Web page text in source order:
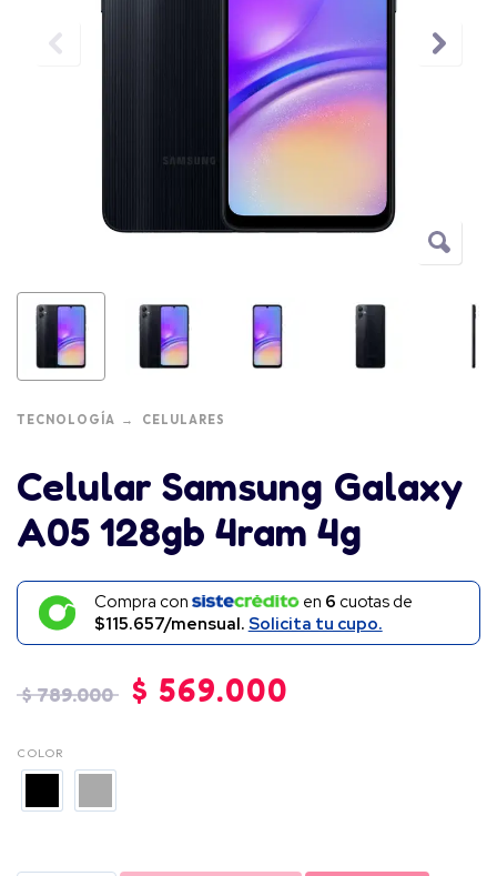
TECNOLOGÍA CELULARES
Celular Samsung Galaxy
A05 128gb 4ram 4g
Compra con en 6 cuotas de
$115.657/mensual. Solicita tu cupo.
$789.000 $ 569.000
COLOR